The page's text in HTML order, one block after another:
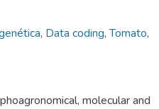
, Data coding,Tomato,
molecular and